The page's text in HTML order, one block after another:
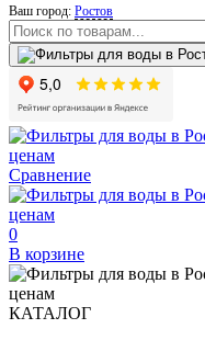
Ваш город: Ростов
Сравнение
0
В корзине
КАТАЛОГ